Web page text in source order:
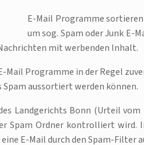
E-Mail Programme
um sog. Spam oder Junk E-
mit werbenden Inhalt.
Mail Programme in der Regel
Spam aussortiert werden können.
Landgerichts Bonn (Urteil vom
Spam Ordner kontrolliert wird.
E-Mail durch den Spam-Filter